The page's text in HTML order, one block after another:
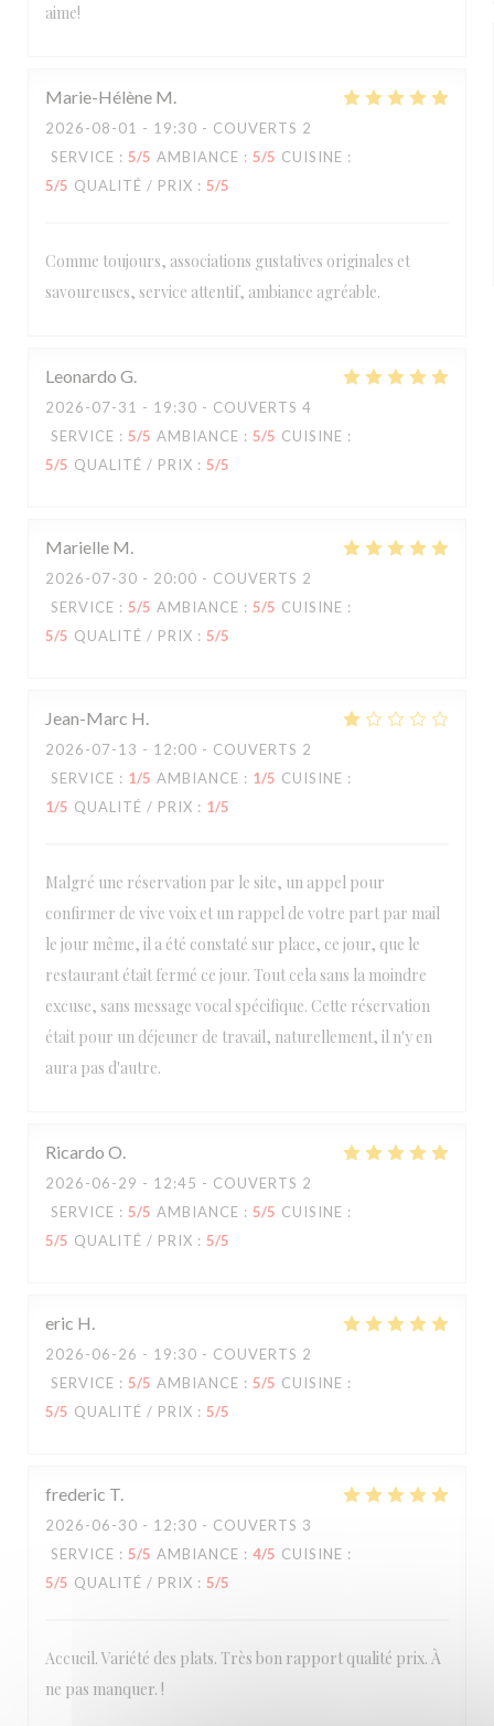
aime!
Marie-Hélène M
2026-08-01 - 19:30 - COUVERTS 2
SERVICE : 5/5 AMBIANCE : 5/5 CUISINE :
5/5 QUALITÉ / PRIX : 5/5
Comme toujours, associations gustatives originales et
savoureuses, service attentif, ambiance agréable.
Leonardo G
2026-07-31 - 19:30 - COUVERTS 4
SERVICE : 5/5 AMBIANCE : 5/5 CUISINE :
5/5 QUALITÉ / PRIX : 5/5
Marielle M
2026-07-30 - 20:00 - COUVERTS 2
SERVICE : 5/5 AMBIANCE : 5/5 CUISINE :
5/5 QUALITÉ / PRIX : 5/5
Jean-Marc H
2026-07-13 - 12:00 - COUVERTS 2
SERVICE : 1/5 AMBIANCE : 1/5 CUISINE :
1/5 QUALITÉ / PRIX : 1/5
Malgré une réservation par le site, un appel pour
confirmer de vive voix et un rappel de votre part par mail
le jour même, il a été constaté sur place, ce jour, que le
restaurant était fermé ce jour. Tout cela sans la moindre
excuse, sans message vocal spécifique. Cette réservation
était pour un déjeuner de travail, naturellement, il n'y en
aura pas d'autre.
Ricardo O
2026-06-29 - 12:45 - COUVERTS 2
SERVICE : 5/5 AMBIANCE : 5/5 CUISINE :
5/5 QUALITÉ / PRIX : 5/5
eric H
2026-06-26 - 19:30 - COUVERTS 2
SERVICE : 5/5 AMBIANCE : 5/5 CUISINE :
5/5 QUALITÉ / PRIX : 5/5
frederic T
2026-06-30 - 12:30 - COUVERTS 3
SERVICE : 5/5 AMBIANCE : 4/5 CUISINE :
5/5 QUALITÉ / PRIX : 5/5
Accueil. Variété des plats. Très bon rapport qualité prix. À
ne pas manquer. !